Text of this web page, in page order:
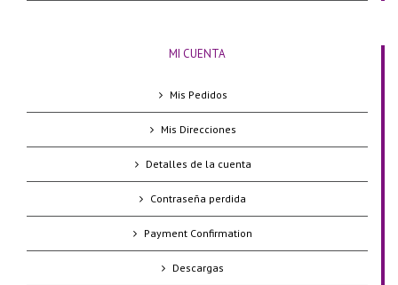
MI CUENTA
Mis Pedidos
Mis Direcciones
Detalles de la cuenta
Contraseña perdida
Payment Confirmation
Descargas